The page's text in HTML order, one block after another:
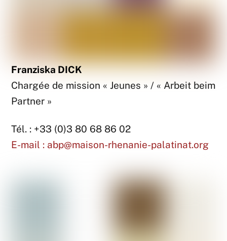
Franziska DICK
Chargée de mission « Jeunes » / « Arbeit beim
Partner »
Tél. : +33 (0)3 80 68 86 02
E-mail : abp@maison-rhenanie-palatinat.org